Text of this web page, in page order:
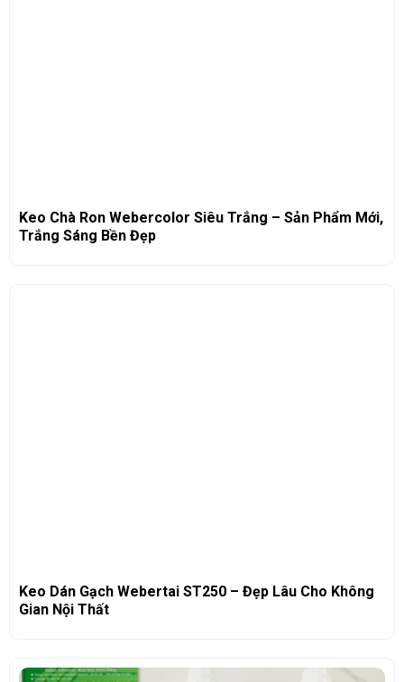
Keo Chà Ron Webercolor Siêu Trắng – Sản Phẩm Mới,
Trắng Sáng Bền Đẹp
Keo Dán Gạch Webertai ST250 – Đẹp Lâu Cho Không
Gian Nội Thất